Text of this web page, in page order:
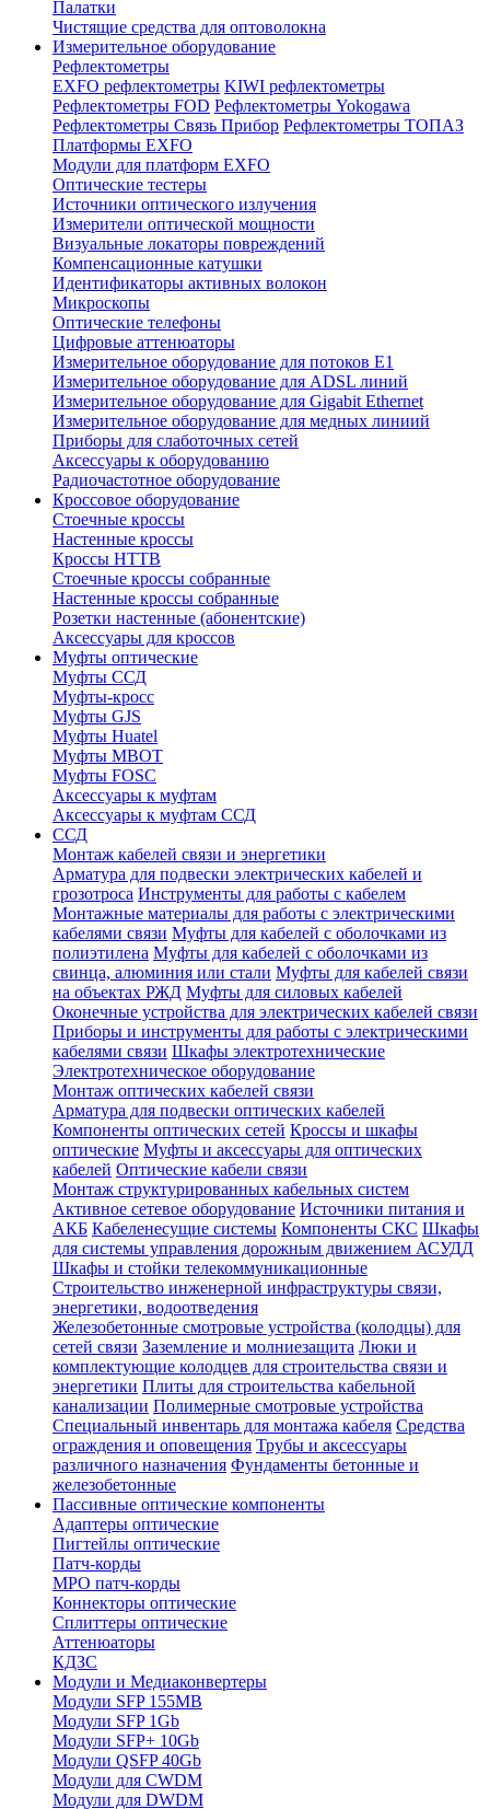
Палатки
Чистящие средства для оптоволокна
Измерительное оборудование
Рефлектометры
EXFO рефлектометры KIWI рефлектометры
Рефлектометры FOD Рефлектометры Yokogawa
Рефлектометры Связь Прибор Рефлектометры ТОПАЗ
Платформы EXFO
Модули для платформ EXFO
Оптические тестеры
Источники оптического излучения
Измерители оптической мощности
Визуальные локаторы повреждений
Компенсационные катушки
Идентификаторы активных волокон
Микроскопы
Оптические телефоны
Цифровые аттенюаторы
Измерительное оборудование для потоков Е1
Измерительное оборудование для ADSL линий
Измерительное оборудование для Gigabit Ethernet
Измерительное оборудование для медных линиий
Приборы для слаботочных сетей
Аксессуары к оборудованию
Радиочастотное оборудование
Кроссовое оборудование
Стоечные кроссы
Настенные кроссы
Кроссы HTTB
Стоечные кроссы собранные
Настенные кроссы собранные
Розетки настенные (абонентские)
Аксессуары для кроссов
Муфты оптические
Муфты ССД
Муфты-кросс
Муфты GJS
Муфты Huatel
Муфты МВОТ
Муфты FOSC
Аксессуары к муфтам
Аксессуары к муфтам ССД
ССД
Монтаж кабелей связи и энергетики
Арматура для подвески электрических кабелей и
грозотроса Инструменты для работы с кабелем
Монтажные материалы для работы с электрическими
кабелями связи Муфты для кабелей с оболочками из
полиэтилена Муфты для кабелей с оболочками из
свинца, алюминия или стали Муфты для кабелей связи
на объектах РЖД Муфты для силовых кабелей
Оконечные устройства для электрических кабелей связи
Приборы и инструменты для работы с электрическими
кабелями связи Шкафы электротехнические
Электротехническое оборудование
Монтаж оптических кабелей связи
Арматура для подвески оптических кабелей
Компоненты оптических сетей Кроссы и шкафы
оптические Муфты и аксессуары для оптических
кабелей Оптические кабели связи
Монтаж структурированных кабельных систем
Активное сетевое оборудование Источники питания и
АКБ Кабеленесущие системы Компоненты СКС Шкафы
для системы управления дорожным движением АСУДД
Шкафы и стойки телекоммуникационные
Строительство инженерной инфраструктуры связи,
энергетики, водоотведения
Железобетонные смотровые устройства (колодцы) для
сетей связи Заземление и молниезащита Люки и
комплектующие колодцев для строительства связи и
энергетики Плиты для строительства кабельной
канализации Полимерные смотровые устройства
Специальный инвентарь для монтажа кабеля Средства
ограждения и оповещения Трубы и аксессуары
различного назначения Фундаменты бетонные и
железобетонные
Пассивные оптические компоненты
Адаптеры оптические
Пигтейлы оптические
Патч-корды
MPO патч-корды
Коннекторы оптические
Сплиттеры оптические
Аттенюаторы
КДЗС
Модули и Медиаконвертеры
Модули SFP 155MB
Модули SFP 1Gb
Модули SFP+ 10Gb
Модули QSFP 40Gb
Модули для CWDM
Модули для DWDM